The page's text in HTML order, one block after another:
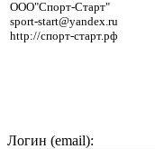
ООО"Спорт-Старт"
sport-start@yandex.ru
http://спорт-старт.рф
Логин (email):